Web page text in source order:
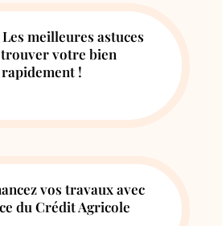
meilleures astuces
votre bien
rapidement !
vos travaux avec
du Crédit Agricole